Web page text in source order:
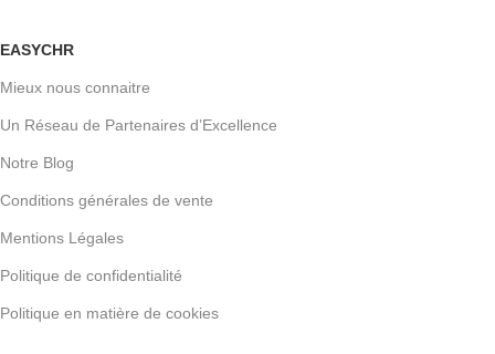
EASYCHR
Mieux nous connaitre
Un Réseau de Partenaires d’Excellence
Notre Blog
Conditions générales de vente
Mentions Légales
Politique de confidentialité
Politique en matière de cookies